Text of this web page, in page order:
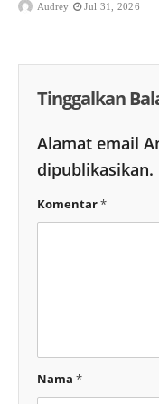
Audrey Jul 31, 2026
Tinggalkan
Alamat email
dipublikasikan.
Komentar*
Nama *